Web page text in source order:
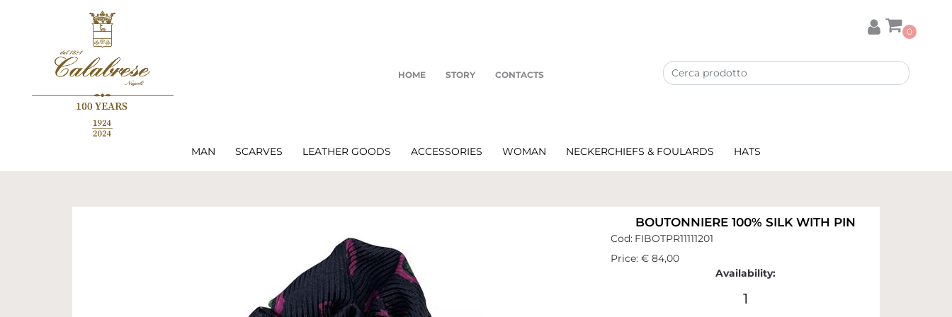
HOME STORY CONTACTS
0
MAN SCARVES LEATHER GOODS ACCESSORIES WOMAN NECKERCHIEFS & FOULARDS HATS
BOUTONNIERE 100% SILK WITH PIN
Cod: FIBOTPR11111201
Price: € 84,00
Availability:
1